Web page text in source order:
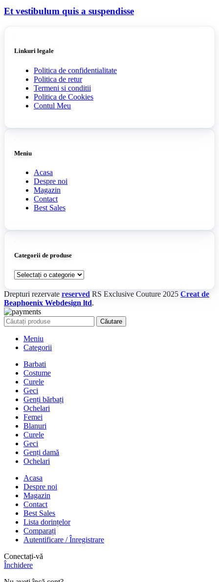
Et vestibulum quis a suspendisse
Linkuri legale
Politica de confidentialitate
Politica de retur
Termeni si conditii
Politica de Cookies
Contul Meu
Meniu
Acasa
Despre noi
Magazin
Contact
Best Sales
Categorii de produse
Drepturi rezervate reserved RS Exclusive Couture 2025 Creat de
Beaphoenix Webdesign ltd.
Căutare
Meniu
Categorii
Barbati
Costume
Curele
Geci
Genți bărbați
Ochelari
Femei
Blanuri
Curele
Geci
Genți damă
Ochelari
Acasa
Despre noi
Magazin
Contact
Best Sales
Lista dorințelor
Comparați
Autentificare / Înregistrare
Conectați-vă
Închidere